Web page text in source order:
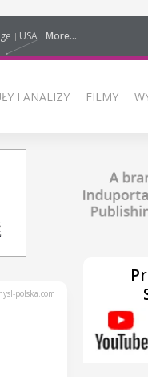
USA More...
I ANALIZY FILMY
polska.com